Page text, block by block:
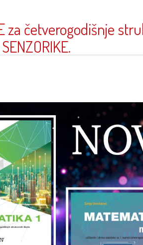
za četverogodišnje